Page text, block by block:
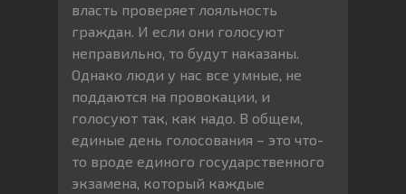
власть проверяет лояльность
граждан. И если они голосуют
неправильно, то будут наказаны.
Однако люди у нас все умные, не
поддаются на провокации, и
голосуют так, как надо. В общем,
единые день голосования – это что-
то вроде единого государственного
экзамена, который каждые